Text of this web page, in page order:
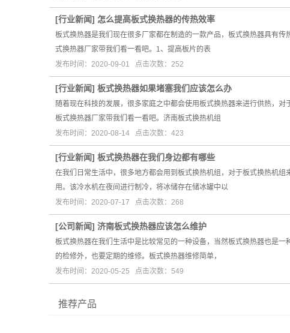
[行业新闻] 怎么提高板式换热器的传热效率
板式换热器是我们现在很多厂家都在制造的一款产品，板式换热器具有
式换热器厂家带我们看一看吧。1、提高板片的表
发布时间：2020-09-01 点击次数：252
[行业新闻] 板式换热器如果堵塞我们应该怎么办
随着现在科技的发展，很多家庭之中都会使用板式换热器来进行供热，
板式换热器厂家带我们看一看吧。济南板式换热机组
发布时间：2020-08-14 点击次数：423
[行业新闻] 板式换热器在我们身边都有哪些
在我们日常生活中，很多地方都会用到板式换热机组，对于板式换热机
用。该冷水机在夜间进行制冷，将冰储存在储冰罐中以
发布时间：2020-07-17 点击次数：268
[公司新闻] 济南板式换热器应该怎么维护
板式换热器在我们生活中是比较常见的一种设备，当然板式换热器也是
的检修外，也要定期的维修。板式换热器维修简单，
发布时间：2020-05-25 点击次数：549
推荐产品